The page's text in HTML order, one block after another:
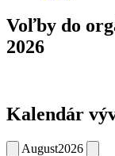
Voľby do
2026
Kalendár
August2026